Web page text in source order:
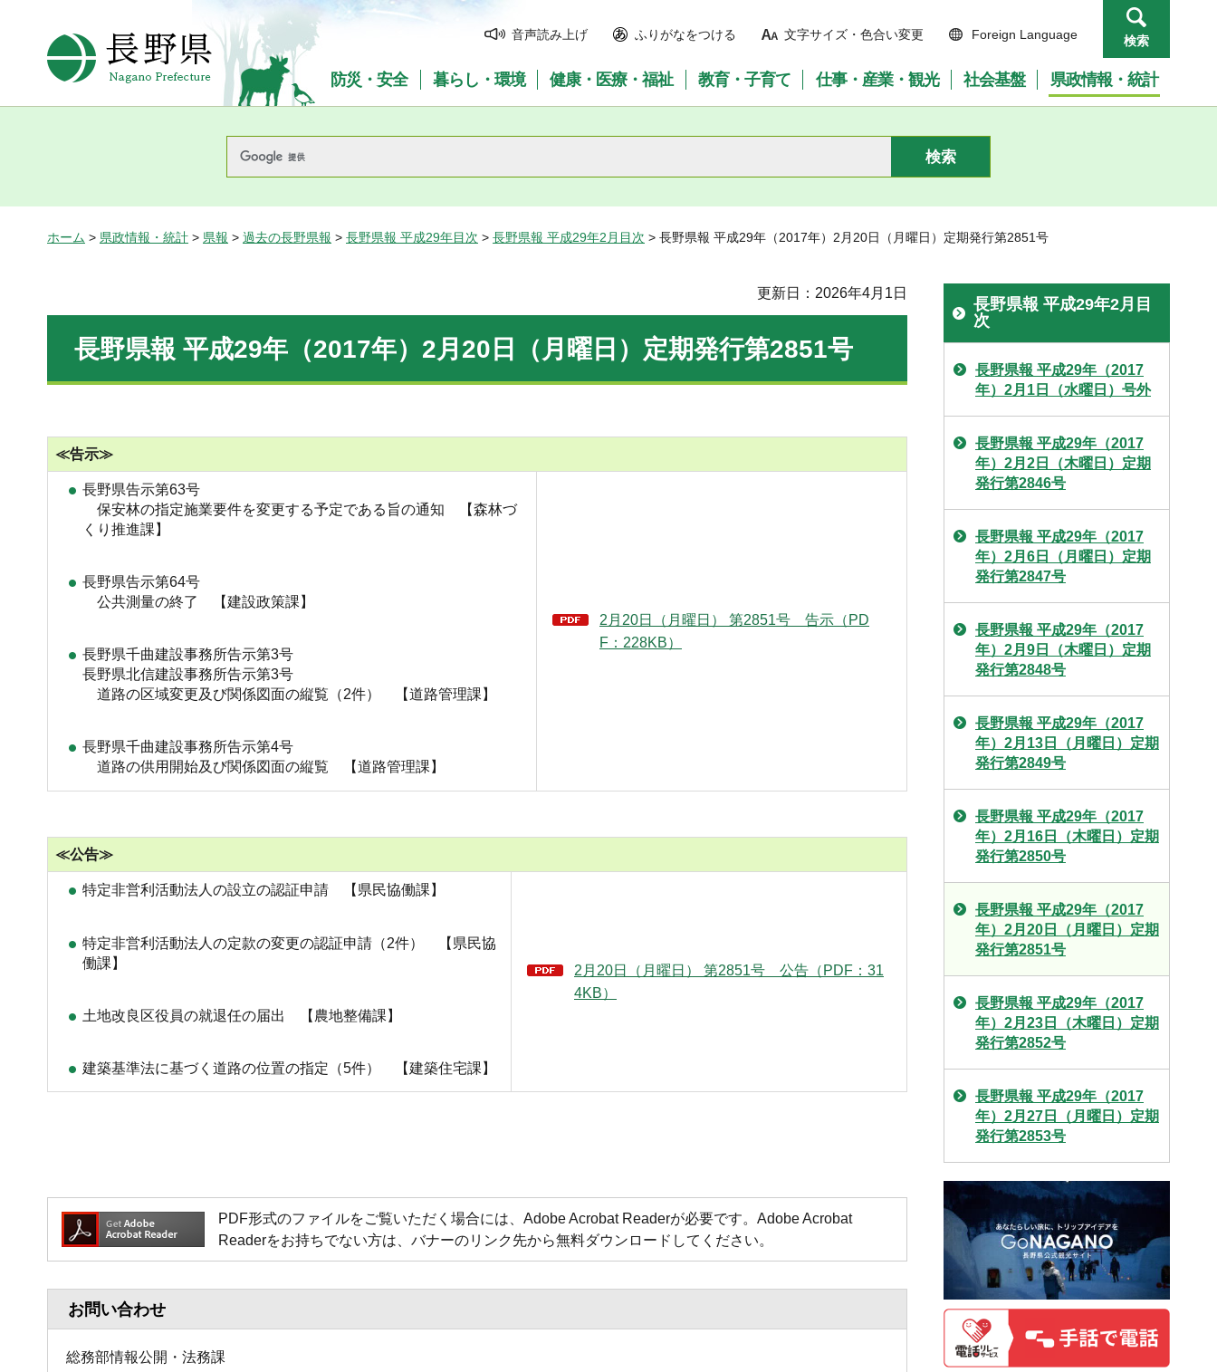
長野県Nagano Prefecture
音声読み上げ ふりがなをつける 文字サイズ・色合い変更 Foreign Language 検索
防災・安全 暮らし・環境 健康・医療・福祉 教育・子育て 仕事・産業・観光 社会基盤 県政情報・統計
ホーム > 県政情報・統計 > 県報 > 過去の長野県報 > 長野県報 平成29年目次 > 長野県報 平成29年2月目次 > 長野県報 平成29年（2017年）2月20日（月曜日）定期発行第2851号
更新日：2026年4月1日
長野県報 平成29年（2017年）2月20日（月曜日）定期発行第2851号
≪告示≫
長野県告示第63号
保安林の指定施業要件を変更する予定である旨の通知 【森林づ
くり推進課】
長野県告示第64号
公共測量の終了 【建設政策課】
長野県千曲建設事務所告示第3号
長野県北信建設事務所告示第3号
道路の区域変更及び関係図面の縦覧（2件） 【道路管理課】
長野県千曲建設事務所告示第4号
道路の供用開始及び関係図面の縦覧 【道路管理課】
2月20日（月曜日） 第2851号 告示（PD
F：228KB）
≪公告≫
特定非営利活動法人の設立の認証申請 【県民協働課】
特定非営利活動法人の定款の変更の認証申請（2件） 【県民協
働課】
土地改良区役員の就退任の届出 【農地整備課】
建築基準法に基づく道路の位置の指定（5件） 【建築住宅課】
2月20日（月曜日） 第2851号 公告（PDF：31
4KB）
PDF形式のファイルをご覧いただく場合には、Adobe Acrobat Readerが必要です。Adobe Acrobat
Readerをお持ちでない方は、バナーのリンク先から無料ダウンロードしてください。
お問い合わせ
総務部情報公開・法務課
長野県報 平成29年2月目
次
長野県報 平成29年（2017
年）2月1日（水曜日）号外
長野県報 平成29年（2017
年）2月2日（木曜日）定期
発行第2846号
長野県報 平成29年（2017
年）2月6日（月曜日）定期
発行第2847号
長野県報 平成29年（2017
年）2月9日（木曜日）定期
発行第2848号
長野県報 平成29年（2017
年）2月13日（月曜日）定期
発行第2849号
長野県報 平成29年（2017
年）2月16日（木曜日）定期
発行第2850号
長野県報 平成29年（2017
年）2月20日（月曜日）定期
発行第2851号
長野県報 平成29年（2017
年）2月23日（木曜日）定期
発行第2852号
長野県報 平成29年（2017
年）2月27日（月曜日）定期
発行第2853号